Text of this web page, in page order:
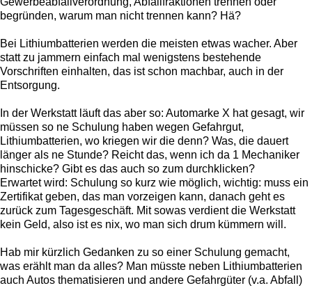
begründen, warum man nicht trennen kann? Hä?
Bei Lithiumbatterien werden die meisten etwas wacher. Aber
statt zu jammern einfach mal wenigstens bestehende
Vorschriften einhalten, das ist schon machbar, auch in der
Entsorgung.
In der Werkstatt läuft das aber so: Automarke X hat gesagt, wir
müssen so ne Schulung haben wegen Gefahrgut,
Lithiumbatterien, wo kriegen wir die denn? Was, die dauert
länger als ne Stunde? Reicht das, wenn ich da 1 Mechaniker
hinschicke? Gibt es das auch so zum durchklicken?
Erwartet wird: Schulung so kurz wie möglich, wichtig: muss ein
Zertifikat geben, das man vorzeigen kann, danach geht es
zurück zum Tagesgeschäft. Mit sowas verdient die Werkstatt
kein Geld, also ist es nix, wo man sich drum kümmern will.
Hab mir kürzlich Gedanken zu so einer Schulung gemacht,
was erählt man da alles? Man müsste neben Lithiumbatterien
auch Autos thematisieren und andere Gefahrgüter (v.a. Abfall)